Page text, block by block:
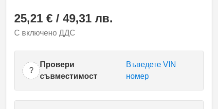
25,21 € / 49,31 лв.
С включено ДДС
?
Провери
съвместимост
Въведете VIN
номер